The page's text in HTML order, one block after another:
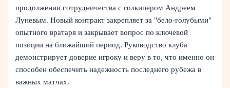
продолжении сотрудничества с голкипером Андреем
Луневым. Новый контракт закрепляет за "бело-голубыми"
опытного вратаря и закрывает вопрос по ключевой
позиции на ближайший период. Руководство клуба
демонстрирует доверие игроку и веру в то, что именно он
способен обеспечить надежность последнего рубежа в
важных матчах.